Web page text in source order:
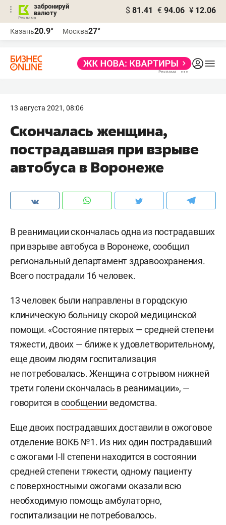
забронируй
валюту
$ 81.41 € 94.06 ¥ 12.06
Казань20.9° Москва27°
13 августа 2021, 08:06
Скончалась женщина,
пострадавшая при взрыве
автобуса в Воронеже
В реанимации скончалась одна из пострадавших
при взрыве автобуса в Воронеже, сообщил
региональный департамент здравоохранения.
Всего пострадали 16 человек.
13 человек были направлены в городскую
клиническую больницу скорой медицинской
помощи. «Состояние пятерых — средней степени
тяжести, двоих — ближе к удовлетворительному,
еще двоим людям госпитализация
не потребовалась. Женщина с отрывом нижней
трети голени скончалась в реанимации», —
говорится всообщении ведомства.
Еще двоих пострадавших доставили в ожоговое
отделение ВОКБ №1. Из них один пострадавший
с ожогами I-II степени находится в состоянии
средней степени тяжести, одному пациенту
с поверхностными ожогами оказали всю
необходимую помощь амбулаторно,
госпитализации не потребовалось.